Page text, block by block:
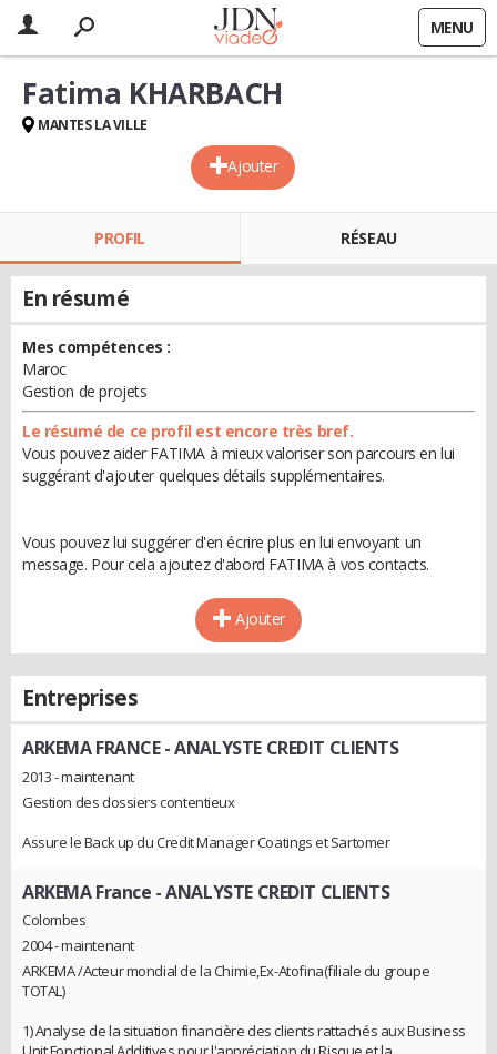
MENU
Ajouter
Fatima KHARBACH
MANTES LA VILLE
PROFIL RÉSEAU
En résumé
Mes compétences :
Maroc
Gestion de projets
Le résumé de ce profil est encore très bref.
Vous pouvez aider FATIMA à mieux valoriser son parcours en lui
suggérant d'ajouter quelques détails supplémentaires.
Vous pouvez lui suggérer d'en écrire plus en lui envoyant un
message. Pour cela ajoutez d'abord FATIMA à vos contacts.
Ajouter
Entreprises
ARKEMA FRANCE- ANALYSTE CREDIT CLIENTS
2013 - maintenant
Gestion des dossiers contentieux
Assure le Back up du Credit Manager Coatings et Sartomer
ARKEMA France - ANALYSTE CREDIT CLIENTS
Colombes
2004 - maintenant
ARKEMA /Acteur mondial de la Chimie,Ex-Atofina(filiale du groupe
TOTAL)
1) Analyse de la situation financière des clients rattachés aux Business